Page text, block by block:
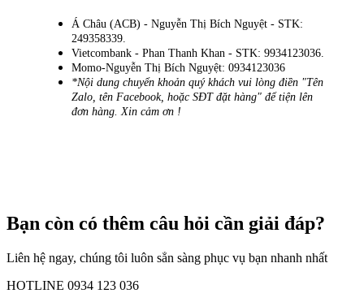
Á Châu (ACB) - Nguyễn Thị Bích Nguyệt - STK:
249358339.
Vietcombank - Phan Thanh Khan - STK: 9934123036.
Momo-Nguyễn Thị Bích Nguyệt: 0934123036
*Nội dung chuyển khoản quý khách vui lòng điền "Tên
Zalo, tên Facebook, hoặc SĐT đặt hàng" để tiện lên
đơn hàng. Xin cảm ơn !
Bạn còn có thêm câu hỏi cần giải đáp?
Liên hệ ngay, chúng tôi luôn sẳn sàng phục vụ bạn nhanh nhất
HOTLINE 0934 123 036